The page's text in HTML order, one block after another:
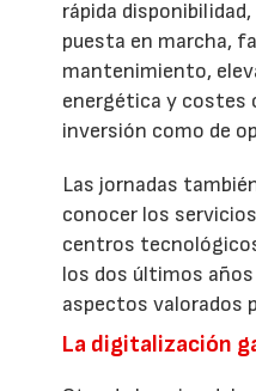
rápida
puesta en marcha,
mantenimiento,
energética y
inversión como de
Las jornadas
conocer los
centros
los dos últimos
aspectos valorados
La digitalización